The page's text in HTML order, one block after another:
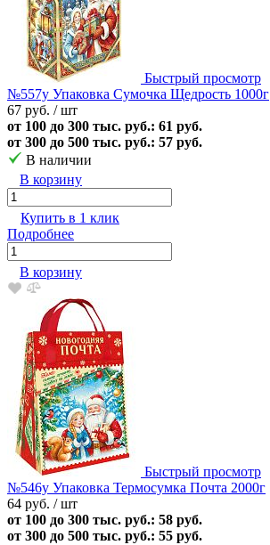
Быстрый просмотр
№557у Упаковка Сумочка Щедрость 1000г
67 руб. / шт
от 100 до 300 тыс. руб.: 61 руб.
от 300 до 500 тыс. руб.: 57 руб.
В наличии
В корзину
Купить в 1 клик
Подробнее
В корзину
Быстрый просмотр
№546у Упаковка Термосумка Почта 2000г
64 руб. / шт
от 100 до 300 тыс. руб.: 58 руб.
от 300 до 500 тыс. руб.: 55 руб.